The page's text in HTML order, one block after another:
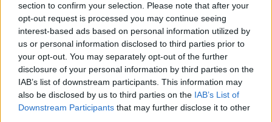
section to confirm your selection. Please note that after your
opt-out request is processed you may continue seeing
interest-based ads based on personal information utilized by
us or personal information disclosed to third parties prior to
your opt-out. You may separately opt-out of the further
disclosure of your personal information by third parties on the
IAB’s list of downstream participants. This information may
also be disclosed by us to third parties on the IAB’s List of
Downstream Participants that may further disclose it to other
Dois homens detidos por roubo por esticão em Valença
24/07/2026